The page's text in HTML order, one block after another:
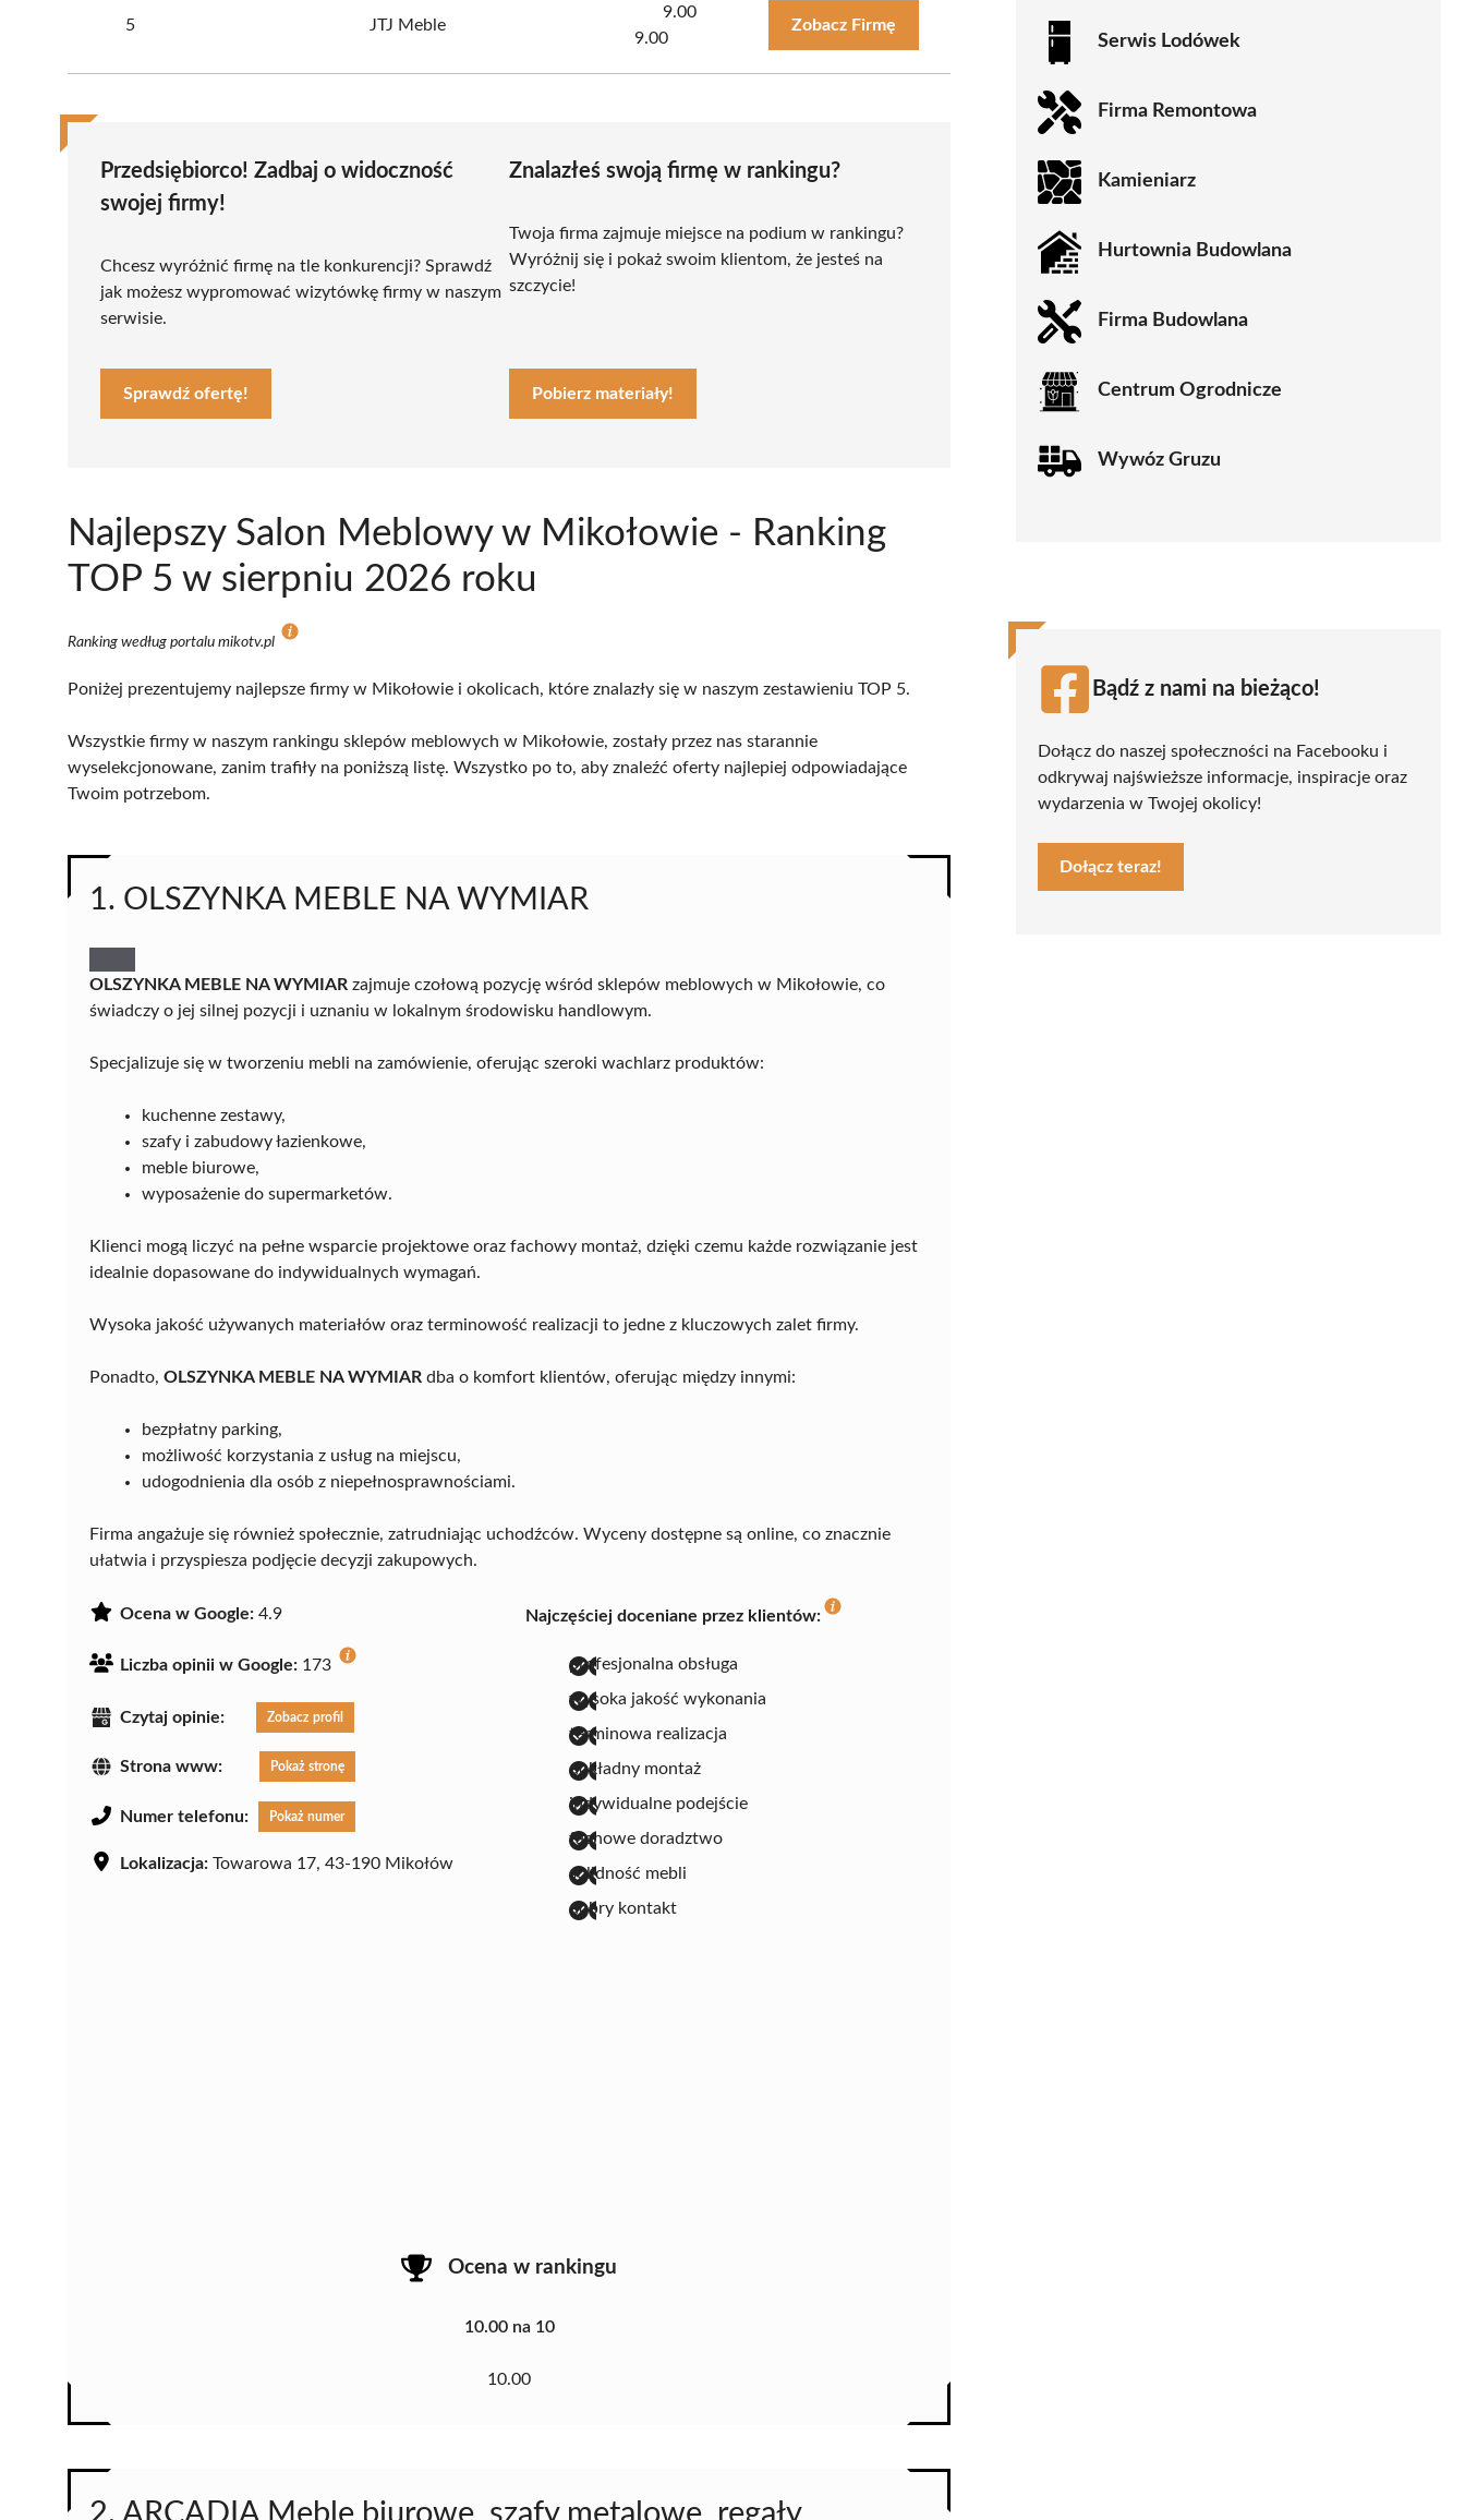
5 JTJ Meble
9.00
9.00
Zobacz Firmę
Przedsiębiorco! Zadbaj o widoczność
swojej firmy!
Chcesz wyróżnić firmę na tle konkurencji? Sprawdź
jak możesz wypromować wizytówkę firmy w naszym
serwisie.
Sprawdź ofertę!
Znalazłeś swoją firmę w rankingu?
Twoja firma zajmuje miejsce na podium w rankingu?
Wyróżnij się i pokaż swoim klientom, że jesteś na
szczycie!
Pobierz materiały!
Najlepszy Salon Meblowy w Mikołowie - Ranking
TOP 5 w sierpniu 2026 roku
Ranking według portalu mikotv.pl
Poniżej prezentujemy najlepsze firmy w Mikołowie i okolicach, które znalazły się w naszym zestawieniu TOP 5.
Wszystkie firmy w naszym rankingu sklepów meblowych w Mikołowie, zostały przez nas starannie
wyselekcjonowane, zanim trafiły na poniższą listę. Wszystko po to, aby znaleźć oferty najlepiej odpowiadające
Twoim potrzebom.
1. OLSZYNKA MEBLE NA WYMIAR
OLSZYNKA MEBLE NA WYMIAR zajmuje czołową pozycję wśród sklepów meblowych w Mikołowie, co
świadczy o jej silnej pozycji i uznaniu w lokalnym środowisku handlowym.
Specjalizuje się w tworzeniu mebli na zamówienie, oferując szeroki wachlarz produktów:
kuchenne zestawy,
szafy i zabudowy łazienkowe,
meble biurowe,
wyposażenie do supermarketów.
Klienci mogą liczyć na pełne wsparcie projektowe oraz fachowy montaż, dzięki czemu każde rozwiązanie jest
idealnie dopasowane do indywidualnych wymagań.
Wysoka jakość używanych materiałów oraz terminowość realizacji to jedne z kluczowych zalet firmy.
Ponadto, OLSZYNKA MEBLE NA WYMIAR dba o komfort klientów, oferując między innymi:
bezpłatny parking,
możliwość korzystania z usług na miejscu,
udogodnienia dla osób z niepełnosprawnościami.
Firma angażuje się również społecznie, zatrudniając uchodźców. Wyceny dostępne są online, co znacznie
ułatwia i przyspiesza podjęcie decyzji zakupowych.
Ocena w Google: 4.9
Liczba opinii w Google: 173
Czytaj opinie: Zobacz profil
Strona www: Pokaż stronę
Numer telefonu: Pokaż numer
Lokalizacja: Towarowa 17, 43-190 Mikołów
Najczęściej doceniane przez klientów:
profesjonalna obsługa
wysoka jakość wykonania
terminowa realizacja
dokładny montaż
indywidualne podejście
fachowe doradztwo
solidność mebli
dobry kontakt
Ocena w rankingu
10.00 na 10
10.00
Serwis Lodówek
Firma Remontowa
Kamieniarz
Hurtownia Budowlana
Firma Budowlana
Centrum Ogrodnicze
Wywóz Gruzu
Bądź z nami na bieżąco!
Dołącz do naszej społeczności na Facebooku i
odkrywaj najświeższe informacje, inspiracje oraz
wydarzenia w Twojej okolicy!
Dołącz teraz!